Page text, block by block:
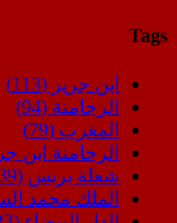
Tags
ابن جرير (113)
الرحامنة (94)
المغرب (79)
الرحامنة ابن
شعلة بريس (39)
الملك محمد